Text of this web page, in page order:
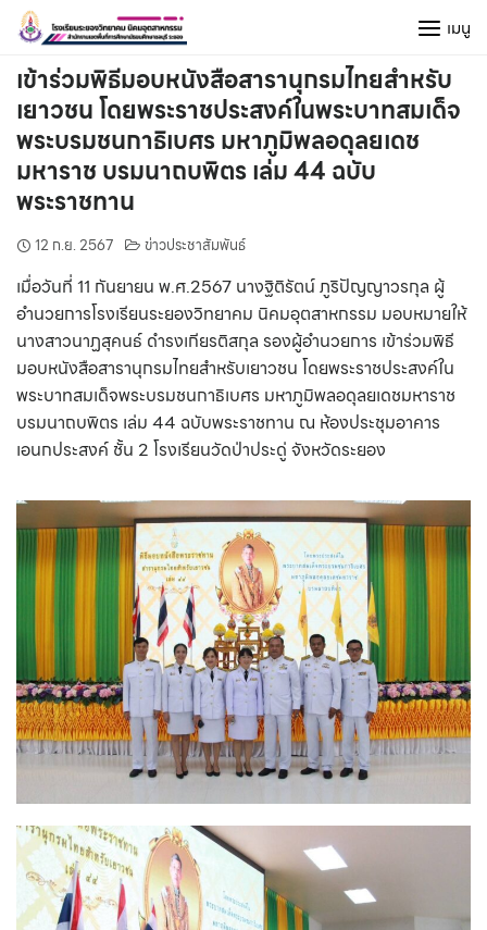
Skip
content
เมนู
เข้าร่วมพิธีมอบหนังสือสารานุกรมไทยสำหรับ
เยาวชน โดยพระราชประสงค์ในพระบาทสมเด็จ
พระบรมชนกาธิเบศร มหาภูมิพลอดุลยเดช
มหาราช บรมนาถบพิตร เล่ม 44 ฉบับ
พระราชทาน
12 ก.ย. 2567 ข่าวประชาสัมพันธ์
เมื่อวันที่ 11 กันยายน พ.ศ.2567 นางฐิติรัตน์ ภูริปัญญาวรกุล ผู้
อำนวยการโรงเรียนระยองวิทยาคม นิคมอุตสาหกรรม มอบหมายให้
นางสาวนาฏสุคนธ์ ดำรงเกียรติสกุล รองผู้อำนวยการ เข้าร่วมพิธี
มอบหนังสือสารานุกรมไทยสำหรับเยาวชน โดยพระราชประสงค์ใน
พระบาทสมเด็จพระบรมชนกาธิเบศร มหาภูมิพลอดุลยเดชมหาราช
บรมนาถบพิตร เล่ม 44 ฉบับพระราชทาน ณ ห้องประชุมอาคาร
เอนกประสงค์ ชั้น 2 โรงเรียนวัดป่าประดู่ จังหวัดระยอง